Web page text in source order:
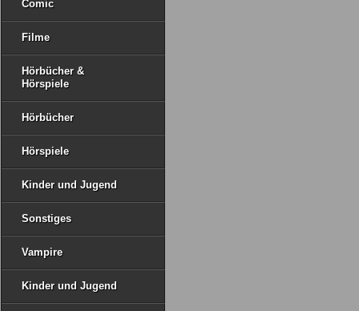
Comic
Filme
Hörbücher &
Hörspiele
Hörbücher
Hörspiele
Kinder und Jugend
Sonstiges
Vampire
Kinder und Jugend